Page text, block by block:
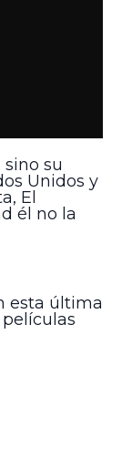
su
Unidos y
El
él no la
esta última